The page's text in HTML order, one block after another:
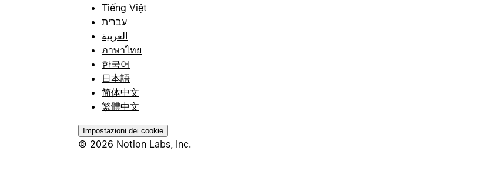
Tiếng Việt
עברית
العربية
ภาษาไทย
한국어
日本語
简体中文
繁體中文
Impostazioni dei cookie
© 2026 Notion Labs, Inc.